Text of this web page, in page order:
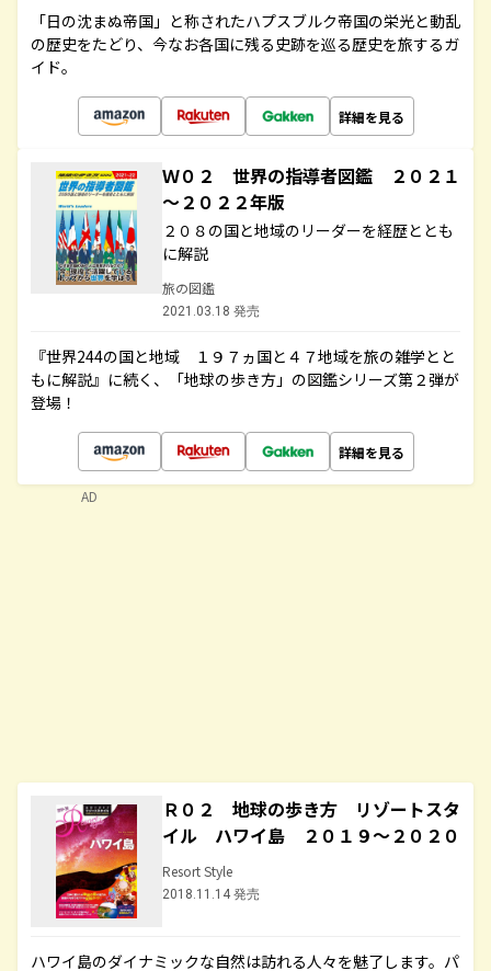
「日の沈まぬ帝国」と称されたハプスブルク帝国の栄光と動乱
の歴史をたどり、今なお各国に残る史跡を巡る歴史を旅するガ
イド。
詳細を見る
Ｗ０２ 世界の指導者図鑑 ２０２１
～２０２２年版
２０８の国と地域のリーダーを経歴ととも
に解説
旅の図鑑
2021.03.18 発売
『世界244の国と地域 １９７ヵ国と４７地域を旅の雑学とと
もに解説』に続く、「地球の歩き方」の図鑑シリーズ第２弾が
登場！
詳細を見る
Ｒ０２ 地球の歩き方 リゾートスタ
イル ハワイ島 ２０１９～２０２０
Resort Style
2018.11.14 発売
ハワイ島のダイナミックな自然は訪れる人々を魅了します。パ
AD